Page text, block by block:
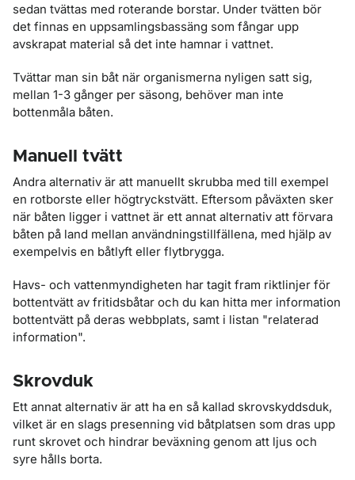
sedan tvättas med roterande borstar. Under tvätten bör
det finnas en uppsamlingsbassäng som fångar upp
avskrapat material så det inte hamnar i vattnet.
Tvättar man sin båt när organismerna nyligen satt sig,
mellan 1-3 gånger per säsong, behöver man inte
bottenmåla båten.
Manuell tvätt
Andra alternativ är att manuellt skrubba med till exempel
en rotborste eller högtryckstvätt. Eftersom påväxten sker
när båten ligger i vattnet är ett annat alternativ att förvara
båten på land mellan användningstillfällena, med hjälp av
exempelvis en båtlyft eller flytbrygga.
Havs- och vattenmyndigheten har tagit fram riktlinjer för
bottentvätt av fritidsbåtar och du kan hitta mer information
bottentvätt på deras webbplats, samt i listan "relaterad
information".
Skrovduk
Ett annat alternativ är att ha en så kallad skrovskyddsduk,
vilket är en slags presenning vid båtplatsen som dras upp
runt skrovet och hindrar beväxning genom att ljus och
syre hålls borta.